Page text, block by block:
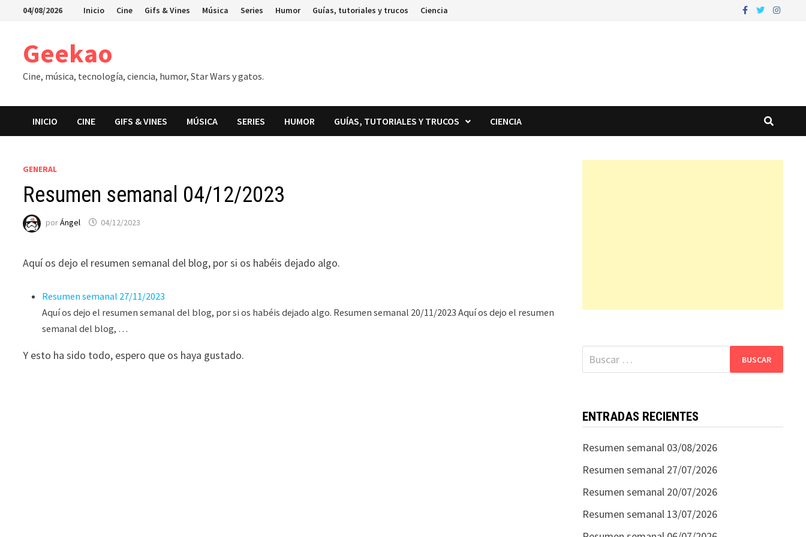
Saltar04/08/2026 Inicio Cine Gifs & Vines Música Series Humor Guías, tutoriales y trucos Ciencia
Geekao
Cine, música, tecnología, ciencia, humor, Star Wars y gatos.
INICIO CINE GIFS & VINES MÚSICA SERIES HUMOR GUÍAS, TUTORIALES Y TRUCOS CIENCIA
GENERAL
Resumen semanal 04/12/2023
porÁngel 04/12/2023
Aquí os dejo el resumen semanal del blog, por si os habéis dejado algo.
Resumen semanal 27/11/2023
Aquí os dejo el resumen semanal del blog, por si os habéis dejado algo. Resumen semanal 20/11/2023 Aquí os dejo el resumen
semanal del blog, …
Y esto ha sido todo, espero que os haya gustado. Buscar:
ENTRADAS RECIENTES
Resumen semanal 03/08/2026
Resumen semanal 27/07/2026
Resumen semanal 20/07/2026
Resumen semanal 13/07/2026